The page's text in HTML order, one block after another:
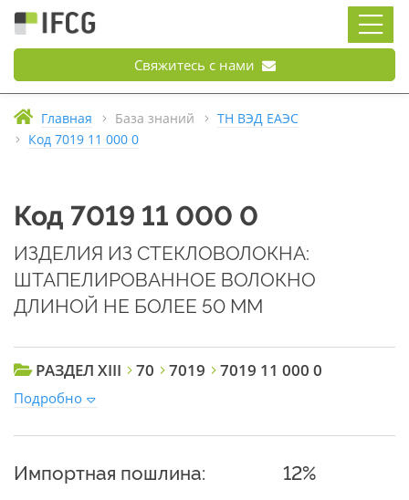
Свяжитесь с нами
Главная База знаний
ТН ВЭД ЕАЭС
Код 7019 11 000 0
Код 7019 11 000 0
ИЗДЕЛИЯ ИЗ СТЕКЛОВОЛОКНА:
ШТАПЕЛИРОВАННОЕ ВОЛОКНО
ДЛИНОЙ НЕ БОЛЕЕ 50 ММ
РАЗДЕЛ XIII 70 7019 7019 11 000 0
Подробно
Импортная пошлина: 12%